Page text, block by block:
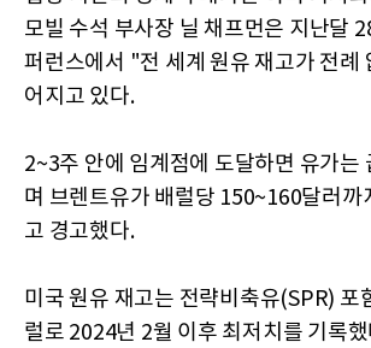
모빌 수석 부사장 닐 채프먼은 지난달
퍼런스에서 "전 세계 원유 재고가 전례
어지고 있다.
2~3주 안에 임계점에 도달하면 유가는
며 브렌트유가 배럴당 150~160달러까
고 경고했다.
미국 원유 재고는 전략비축유(SPR) 포
럴로 2024년 2월 이후 최저치를 기록